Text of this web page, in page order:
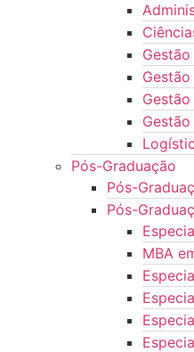
Pós-Graduação
Pós-
Pós-
MBA